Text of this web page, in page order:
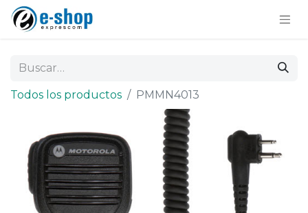
Todos los productos PMMN4013